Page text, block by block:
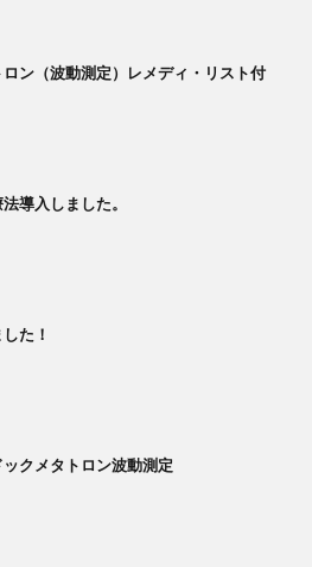
ン（波動測定）レメディ・リスト付
導入しました。
た！
クメタトロン波動測定